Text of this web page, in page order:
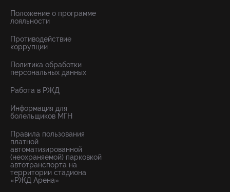
Положение о программе
лояльности
Противодействие
коррупции
Политика обработки
персональных данных
Работа в РЖД
Информация для
болельщиков МГН
Правила пользования
платной
автоматизированной
(неохраняемой) парковкой
автотранспорта на
территории стадиона
«РЖД Арена»